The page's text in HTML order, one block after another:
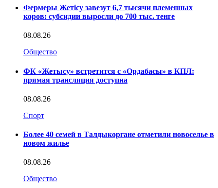
Фермеры Жетісу завезут 6,7 тысячи племенных
коров: субсидии выросли до 700 тыс. тенге
08.08.26
Общество
ФК «Жетысу» встретится с «Ордабасы» в КПЛ:
прямая трансляция доступна
08.08.26
Спорт
Более 40 семей в Талдыкоргане отметили новоселье в
новом жилье
08.08.26
Общество